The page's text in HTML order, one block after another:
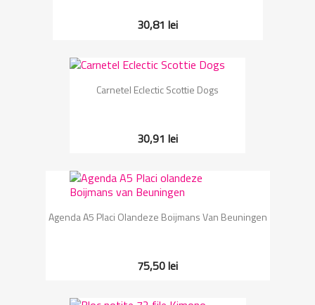
30,81 lei
Carnetel Eclectic Scottie Dogs
30,91 lei
Agenda A5 Placi Olandeze Boijmans Van Beuningen
75,50 lei